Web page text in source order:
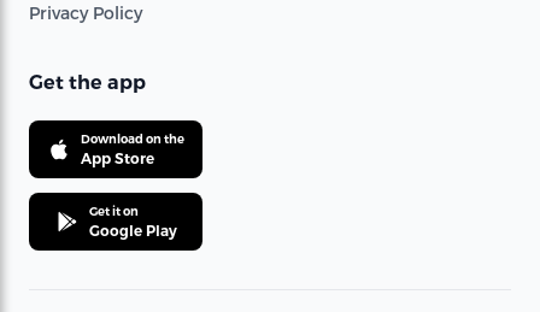
Privacy Policy
Get the app
Download on the
App Store
Get it on
Google Play